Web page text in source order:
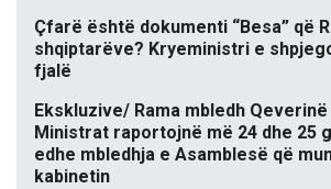
Çfarë është dokumenti “Besa” që
shqiptarëve? Kryeministri e
fjalë
Ekskluzive/ Rama mbledh
Ministrat raportojnë më 24 dhe 25
edhe mbledhja e Asamblesë që
kabinetin